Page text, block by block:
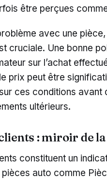
être perçues
avec une
cruciale. Une bonne
sur l’achat
prix peut être
ces conditions
ultérieurs.
: miroir de
constituent un
pièces auto comme